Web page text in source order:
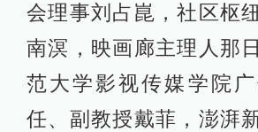
会理事刘占崑，社区枢
南溟，映画廊主理人那
范大学影视传媒学院
任、副教授戴菲，澎湃